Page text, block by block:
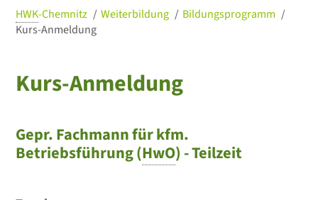
HWK-Chemnitz Weiterbildung
Bildungsprogramm
Kurs-Anmeldung
Kurs-Anmeldung
Gepr. Fachmann für kfm.
Betriebsführung (HwO) - Teilzeit